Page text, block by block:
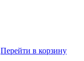
Перейти в корзину